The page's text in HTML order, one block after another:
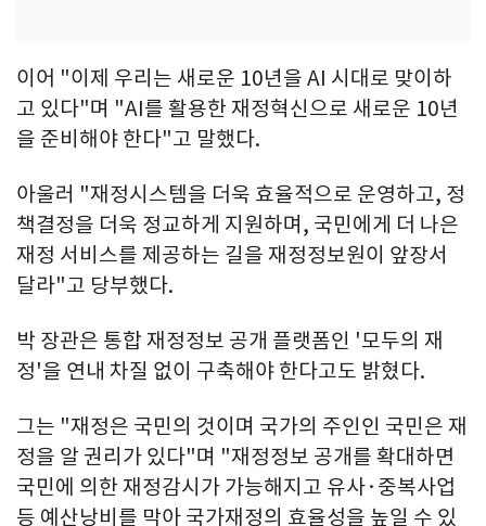
이어 "이제 우리는 새로운 10년을 AI 시대로 맞이하
고 있다"며 "AI를 활용한 재정혁신으로 새로운 10년
을 준비해야 한다"고 말했다.
아울러 "재정시스템을 더욱 효율적으로 운영하고, 정
책결정을 더욱 정교하게 지원하며, 국민에게 더 나은
재정 서비스를 제공하는 길을 재정정보원이 앞장서
달라"고 당부했다.
박 장관은 통합 재정정보 공개 플랫폼인 '모두의 재
정'을 연내 차질 없이 구축해야 한다고도 밝혔다.
그는 "재정은 국민의 것이며 국가의 주인인 국민은 재
정을 알 권리가 있다"며 "재정정보 공개를 확대하면
국민에 의한 재정감시가 가능해지고 유사·중복사업
등 예산낭비를 막아 국가재정의 효율성을 높일 수 있